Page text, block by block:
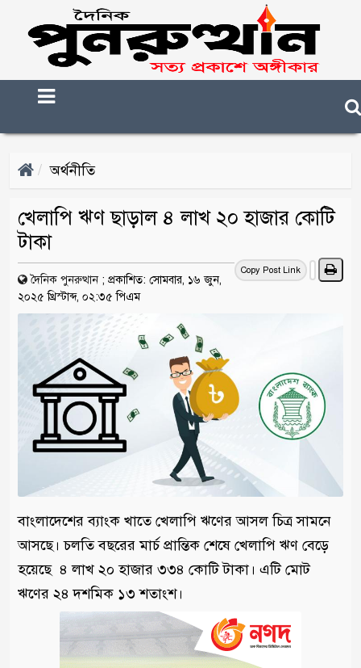
অর্থনীতি
খেলাপি ঋণ ছাড়াল ৪ লাখ ২০ হাজার কোটি
টাকা
Copy Post Link
দৈনিক পুনরুত্থান ; প্রকাশিত: সোমবার, ১৬ জুন,
২০২৫ খ্রিস্টাব্দ, ০২:৩৫ পিএম
বাংলাদেশের ব্যাংক খাতে খেলাপি ঋণের আসল চিত্র সামনে
আসছে। চলতি বছরের মার্চ প্রান্তিক শেষে খেলাপি ঋণ বেড়ে
হয়েছে ৪ লাখ ২০ হাজার ৩৩৪ কোটি টাকা। এটি মোট
ঋণের ২৪ দশমিক ১৩ শতাংশ।